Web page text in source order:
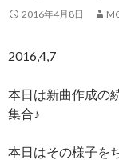
2016年4月8日
2016,4,7
本日は新曲作成の
集合♪
本日はその様子を